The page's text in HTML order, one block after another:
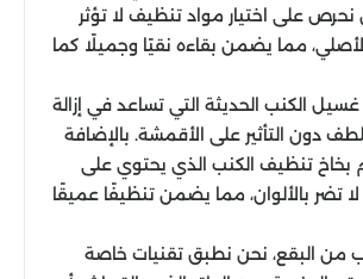
على اختيار مواد تنظيف لا تؤثر
مما يضمن بقاءه نقيًا وجميلًا كما
الكنب الحديثة التي تساعد في إزالة
دون التأثير على الأقمشة. بالإضافة
بخاخ تنظيف الكنب الذي يحتوي على
تضر بالألوان، مما يضمن تنظيفًا عميقًا
من البقع، نحن نطبق تقنيات خاصة